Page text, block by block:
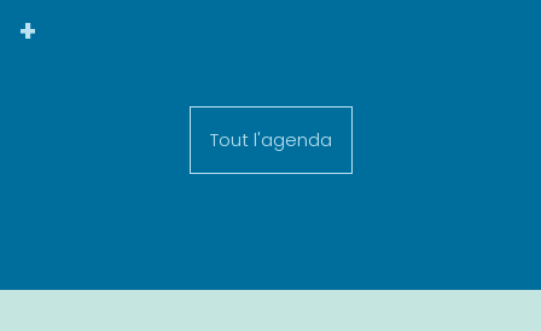
+
Tout l'agenda